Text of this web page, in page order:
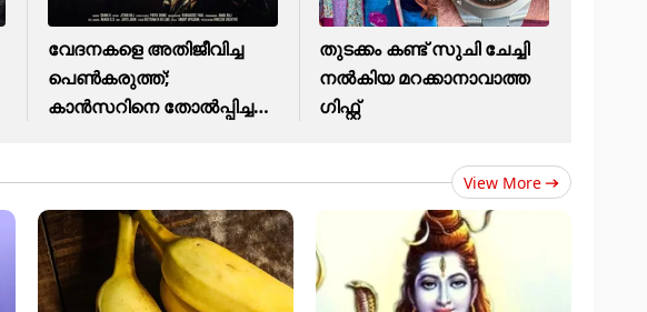
വേദനകളെ അതിജീവിച്ച
പെൺകരുത്ത്;
കാന്‍സറിനെ തോൽപ്പിച്ച
തുടക്കം കണ്ട് സുചി ചേച്ചി
നൽകിയ മറക്കാനാവാത്ത ​
ഗിഫ്റ്റ്
View More